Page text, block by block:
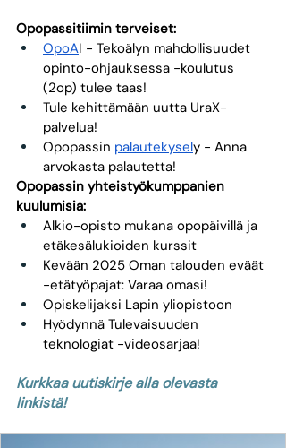
Opopassitiimin terveiset:
OpoAI - Tekoälyn mahdollisuudet
opinto-ohjauksessa -koulutus
(2op) tulee taas!
Tule kehittämään uutta UraX-
palvelua!
Opopassin palautekysely - Anna
arvokasta palautetta!
Opopassin yhteistyökumppanien
kuulumisia:
Alkio-opisto mukana opopäivillä ja
etäkesälukioiden kurssit
Kevään 2025 Oman talouden eväät
-etätyöpajat: Varaa omasi!
Opiskelijaksi Lapin yliopistoon
Hyödynnä Tulevaisuuden
teknologiat -videosarjaa!
Kurkkaa uutiskirje alla olevasta
linkistä!